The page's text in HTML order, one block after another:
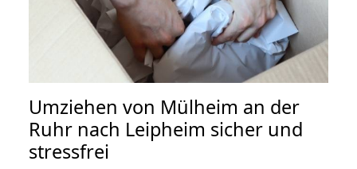
Umziehen von Mülheim an der
Ruhr nach Leipheim sicher und
stressfrei